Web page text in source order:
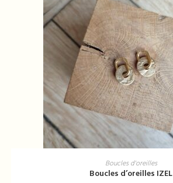
AJOUTER AU PANIER
Boucles d'oreilles
Boucles d’oreilles IZEL